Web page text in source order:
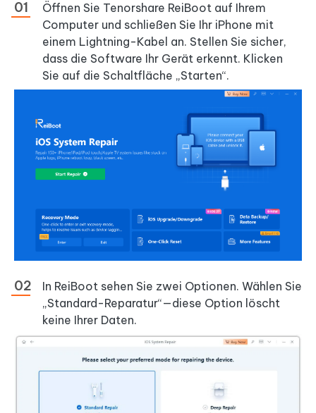
Öffnen Sie Tenorshare ReiBoot auf Ihrem
Computer und schließen Sie Ihr iPhone mit
einem Lightning-Kabel an. Stellen Sie sicher,
dass die Software Ihr Gerät erkennt. Klicken
Sie auf die Schaltfläche „Starten“.
In ReiBoot sehen Sie zwei Optionen. Wählen Sie
„Standard-Reparatur“—diese Option löscht
keine Ihrer Daten.